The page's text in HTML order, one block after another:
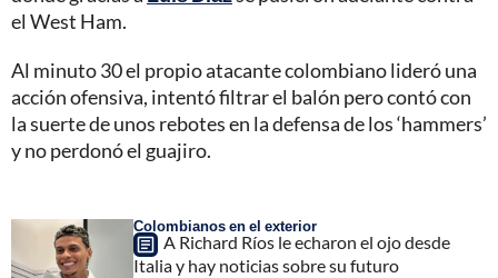
el West Ham.
Al minuto 30 el propio atacante colombiano lideró una
acción ofensiva, intentó filtrar el balón pero contó con
la suerte de unos rebotes en la defensa de los ‘hammers’
y no perdonó el guajiro.
Colombianos en el exterior
A Richard Ríos le echaron el ojo desde
Italia y hay noticias sobre su futuro